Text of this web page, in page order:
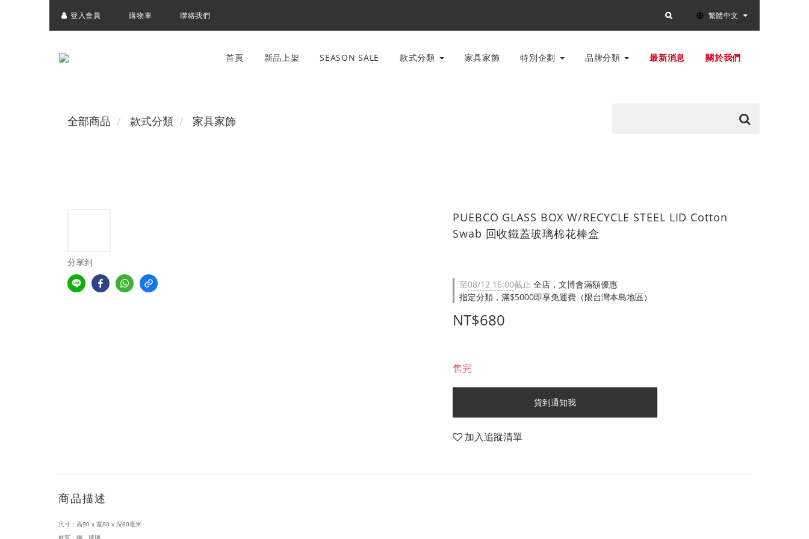
登入會員 購物車 聯絡我們 繁體中文
首頁 新品上架 SEASON SALE 款式分類 家具家飾 特別企劃 品牌分類 最新消息 關於我們
全部商品 款式分類 家具家飾
分享到
PUEBCO GLASS BOX W/RECYCLE STEEL LID Cotton
Swab 回收鐵蓋玻璃棉花棒盒
至08/12 16:00截止 全店，文博會滿額優惠
指定分類，滿$5000即享免運費（限台灣本島地區）
NT$680
售完
貨到通知我
加入追蹤清單
商品描述
尺寸：高90 x 寬80 x 深80毫米
材質：鋼、玻璃